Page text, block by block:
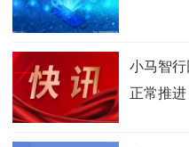
小马智
正常推进